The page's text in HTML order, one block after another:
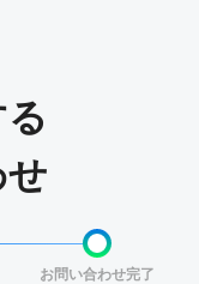
お問い合わせ完了